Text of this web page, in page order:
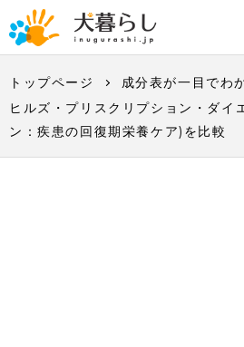
トップページ
成分表が一目でわ
ヒルズ・プリスクリプション・ダイ
ン：疾患の回復期栄養ケア)を比較